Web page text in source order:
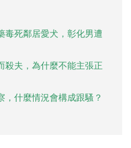
毒死鄰居愛犬，彰化男遭
殺夫，為什麼不能主張正
，什麼情況會構成跟騷？